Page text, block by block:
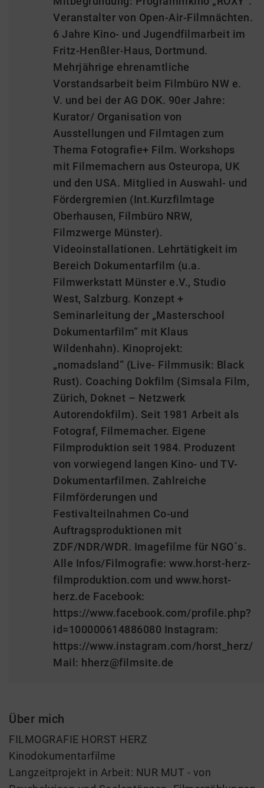
Veranstalter von Open-Air-Filmnächten.
6 Jahre Kino- und Jugendfilmarbeit im
Fritz-Henßler-Haus, Dortmund.
Mehrjährige ehrenamtliche
Vorstandsarbeit beim Filmbüro NW e.
V. und bei der AG DOK. 90er Jahre:
Kurator/ Organisation von
Ausstellungen und Filmtagen zum
Thema Fotografie+ Film. Workshops
mit Filmemachern aus Osteuropa, UK
und den USA. Mitglied in Auswahl- und
Fördergremien (Int.Kurzfilmtage
Oberhausen, Filmbüro NRW,
Filmzwerge Münster).
Videoinstallationen. Lehrtätigkeit im
Bereich Dokumentarfilm (u.a.
Filmwerkstatt Münster e.V., Studio
West, Salzburg. Konzept +
Seminarleitung der „Masterschool
Dokumentarfilm“ mit Klaus
Wildenhahn). Kinoprojekt:
„nomadsland“ (Live- Filmmusik: Black
Rust). Coaching Dokfilm (Simsala Film,
Zürich, Doknet – Netzwerk
Autorendokfilm). Seit 1981 Arbeit als
Fotograf, Filmemacher. Eigene
Filmproduktion seit 1984. Produzent
von vorwiegend langen Kino- und TV-
Dokumentarfilmen. Zahlreiche
Filmförderungen und
Festivalteilnahmen Co-und
Auftragsproduktionen mit
ZDF/NDR/WDR. Imagefilme für NGO´s.
Alle Infos/Filmografie: www.horst-herz-
filmproduktion.com und www.horst-
herz.de Facebook:
https://www.facebook.com/profile.php?
id=100000614886080 Instagram:
https://www.instagram.com/horst_herz/
Mail: hherz@filmsite.de
Über mich
FILMOGRAFIE HORST HERZ
Kinodokumentarfilme
Langzeitprojekt in Arbeit: NUR MUT - von